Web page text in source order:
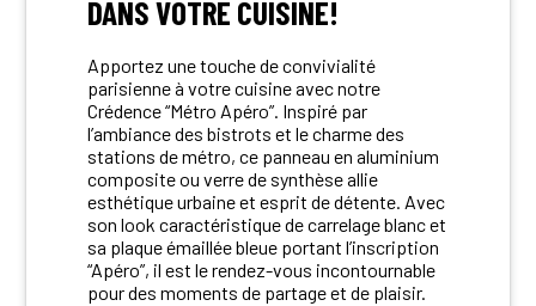
DANS VOTRE CUISINE!
Apportez une touche de convivialité
parisienne à votre cuisine avec notre
Crédence “Métro Apéro”. Inspiré par
l’ambiance des bistrots et le charme des
stations de métro, ce panneau en aluminium
composite ou verre de synthèse allie
esthétique urbaine et esprit de détente. Avec
son look caractéristique de carrelage blanc et
sa plaque émaillée bleue portant l’inscription
“Apéro”, il est le rendez-vous incontournable
pour des moments de partage et de plaisir.